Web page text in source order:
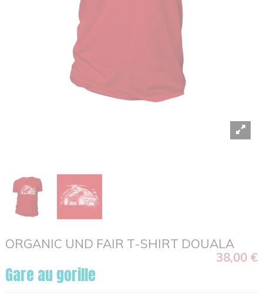
ORGANIC UND FAIR T-SHIRT DOUALA
38,00 €
Gare au gorille